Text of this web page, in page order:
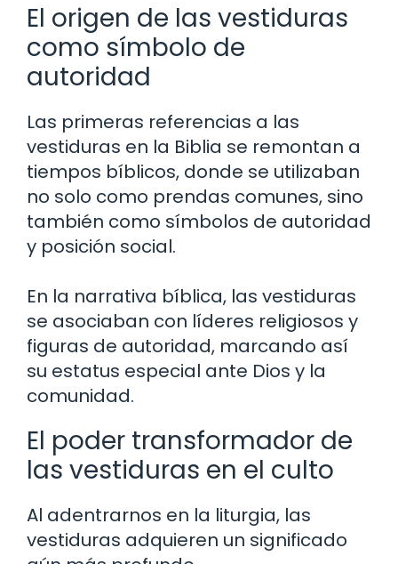
El origen de las vestiduras
como símbolo de
autoridad
Las primeras referencias a las
vestiduras en la Biblia se remontan a
tiempos bíblicos, donde se utilizaban
no solo como prendas comunes, sino
también como símbolos de autoridad
y posición social.
En la narrativa bíblica, las vestiduras
se asociaban con líderes religiosos y
figuras de autoridad, marcando así
su estatus especial ante Dios y la
comunidad.
El poder transformador de
las vestiduras en el culto
Al adentrarnos en la liturgia, las
vestiduras adquieren un significado